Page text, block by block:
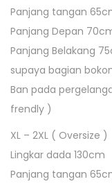
Panjang tangan
Panjang Depan
Panjang Belakang
supaya bagian
Ban pada
frendly )
XL – 2XL ( Oversize )
Lingkar dada 130cm
Panjang tangan